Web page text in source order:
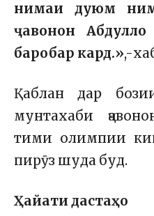
нимаи дуюм
ҷавонон
баробар кард.»,-
Қаблан дар
мунтахаби
тими олимпии
пирӯз шуда буд.
Ҳайати дастаҳо